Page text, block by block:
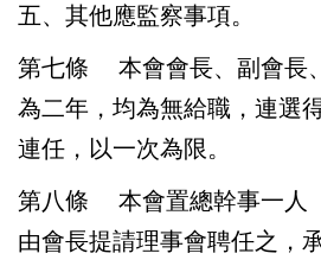
五、其他應監察事項。
第七條 本會會長、副會長
為二年，均為無給職，連選
連任，以一次為限。
第八條 本會置總幹事一人
由會長提請理事會聘任之，